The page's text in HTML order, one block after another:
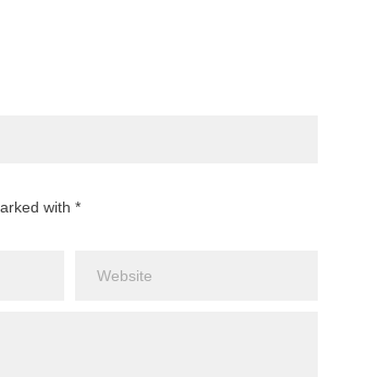
with *